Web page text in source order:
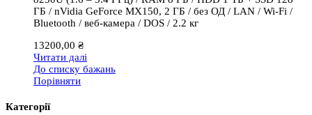
ГБ / nVidia GeForce MX150, 2 ГБ / без ОД / LAN / Wi-Fi /
Bluetooth / веб-камера / DOS / 2.2 кг
13200,00 ₴
Читати далі
До списку бажань
Порівняти
Категорії